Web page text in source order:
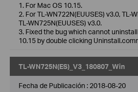
1. For Mac OS 10.15.
2. For TL-WN722N(EUUSES) v3.0, TL-
TL-WN725N(EUUSES) v3.0.
3. Fixed the bug which cannot
10.15 by double clicking
TL-WN725N(ES)_V3_180807_Win
Fecha de Publicación : 2018-08-20